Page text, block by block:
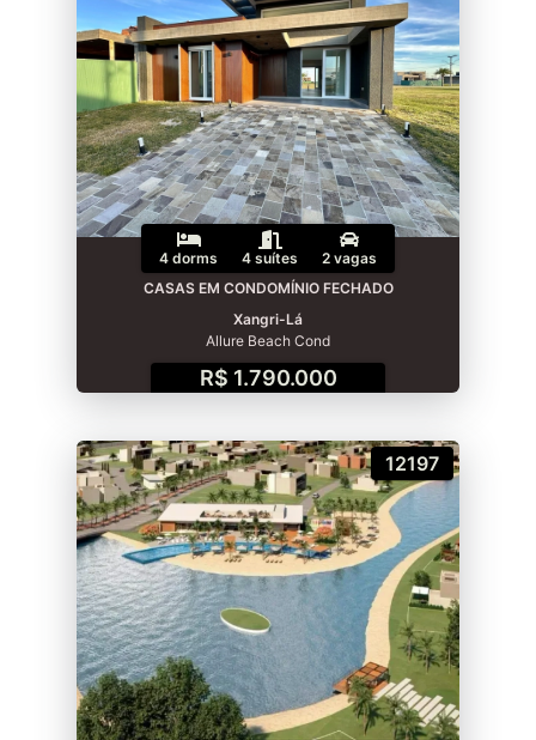
4 dorms 4 suítes
2 vagas
CASAS EM CONDOMÍNIO FECHADO
Xangri-Lá
Allure Beach Cond
R$ 1.790.000
12197